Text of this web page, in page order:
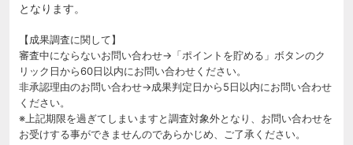
となります。
【成果調査に関して】
審査中にならないお問い合わせ→「ポイントを貯める」ボタンのク
リック日から60日以内にお問い合わせください。
非承認理由のお問い合わせ→成果判定日から5日以内にお問い合わせ
ください。
※上記期限を過ぎてしまいますと調査対象外となり、お問い合わせを
お受けする事ができませんのであらかじめ、ご了承ください。